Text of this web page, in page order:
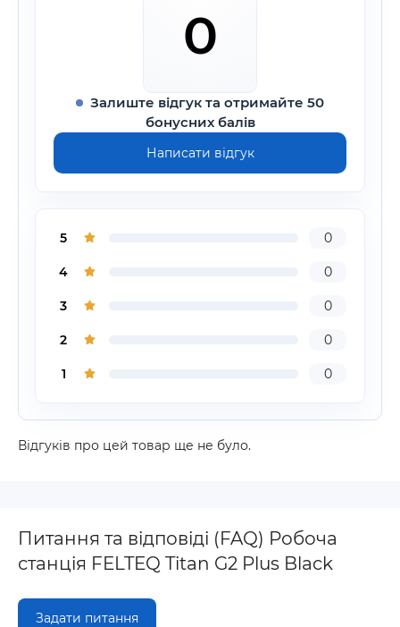
0
Залиште відгук та отримайте 50
бонусних балів
Написати відгук
5 0
4 0
3 0
2 0
1 0
Відгуків про цей товар ще не було.
Питання та відповіді (FAQ) Робоча
станція FELTEQ Titan G2 Plus Black
Задати питання